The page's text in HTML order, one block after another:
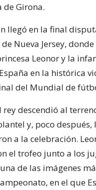
de Girona.
llegó en la final
Nueva Jersey, donde
Leonor y la
en la histórica
del Mundial de
descendió al
y, poco después,
a la celebración.
el trofeo junto a los
de las imágenes
en el que